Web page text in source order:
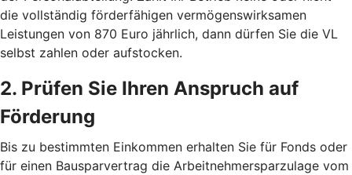
die vollständig förderfähigen vermögenswirksamen
Leistungen von 870 Euro jährlich, dann dürfen Sie die VL
selbst zahlen oder aufstocken.
2. Prüfen Sie Ihren Anspruch auf
Förderung
Bis zu bestimmten Einkommen erhalten Sie für Fonds oder
für einen Bausparvertrag die Arbeitnehmersparzulage vom